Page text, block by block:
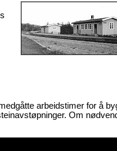
arbeidstimer for å
Om